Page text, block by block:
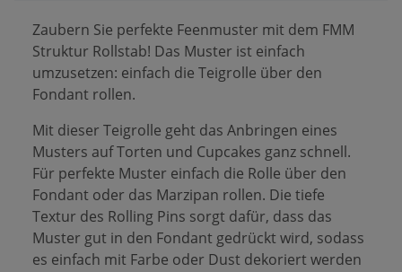
Zaubern Sie perfekte Feenmuster mit dem FMM
Struktur Rollstab! Das Muster ist einfach
umzusetzen: einfach die Teigrolle über den
Fondant rollen.
Mit dieser Teigrolle geht das Anbringen eines
Musters auf Torten und Cupcakes ganz schnell.
Für perfekte Muster einfach die Rolle über den
Fondant oder das Marzipan rollen. Die tiefe
Textur des Rolling Pins sorgt dafür, dass das
Muster gut in den Fondant gedrückt wird, sodass
es einfach mit Farbe oder Dust dekoriert werden